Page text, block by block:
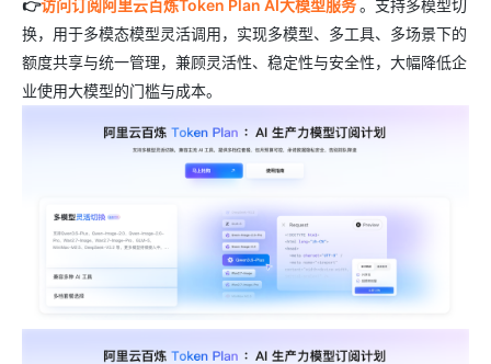
👉访问订阅阿里云百炼Token Plan AI大模型服务。支持多模型切
换，用于多模态模型灵活调用，实现多模型、多工具、多场景下的
额度共享与统一管理，兼顾灵活性、稳定性与安全性，大幅降低企
业使用大模型的门槛与成本。